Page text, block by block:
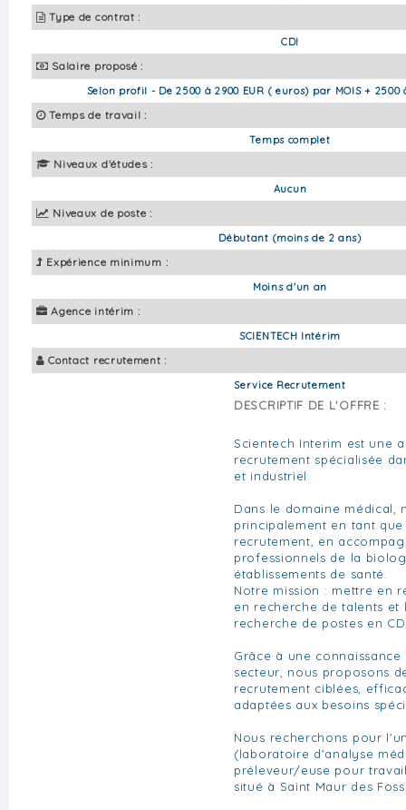
Type de contrat :
CDI
Salaire proposé :
Selon profil - De 2500 à 2900 EUR ( euros) par MOIS + 2500
Temps de travail :
Temps complet
Niveaux d'études :
Aucun
Niveaux de poste :
Débutant (moins de 2 ans)
Expérience minimum :
Moins d'un an
Agence intérim :
SCIENTECH Intérim
Contact recrutement :
Service Recrutement
DESCRIPTIF DE L'OFFRE :
Scientech Interim est une
recrutement spécialisée
et industriel.
Dans le domaine médical,
principalement en tant
recrutement, en
professionnels de la
établissements de santé.
Notre mission : mettre en
en recherche de talents et
recherche de postes en
Grâce à une
secteur, nous proposons
recrutement ciblées,
adaptées aux besoins
Nous recherchons pour
(laboratoire d'analyse
préleveur/euse pour
situé à Saint Maur des